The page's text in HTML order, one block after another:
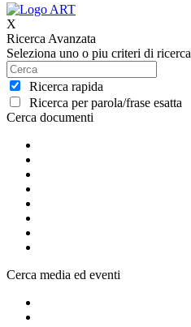
X
Ricerca Avanzata
Seleziona uno o piu criteri di ricerca
Ricerca rapida
Ricerca per parola/frase esatta
Cerca documenti
Cerca media ed eventi